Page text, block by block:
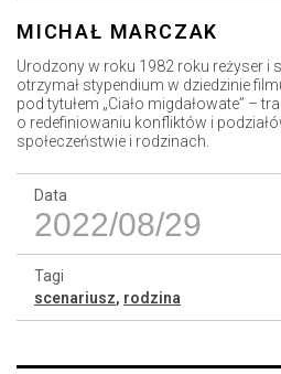
MICHAŁ MARCZAK
Urodzony w roku 1982 roku reżyser i
otrzymał stypendium w dziedzinie
pod tytułem „Ciało migdałowate” –
o redefiniowaniu konfliktów i
społeczeństwie i rodzinach.
Data
2022/08/29
Tagi
scenariusz, rodzina